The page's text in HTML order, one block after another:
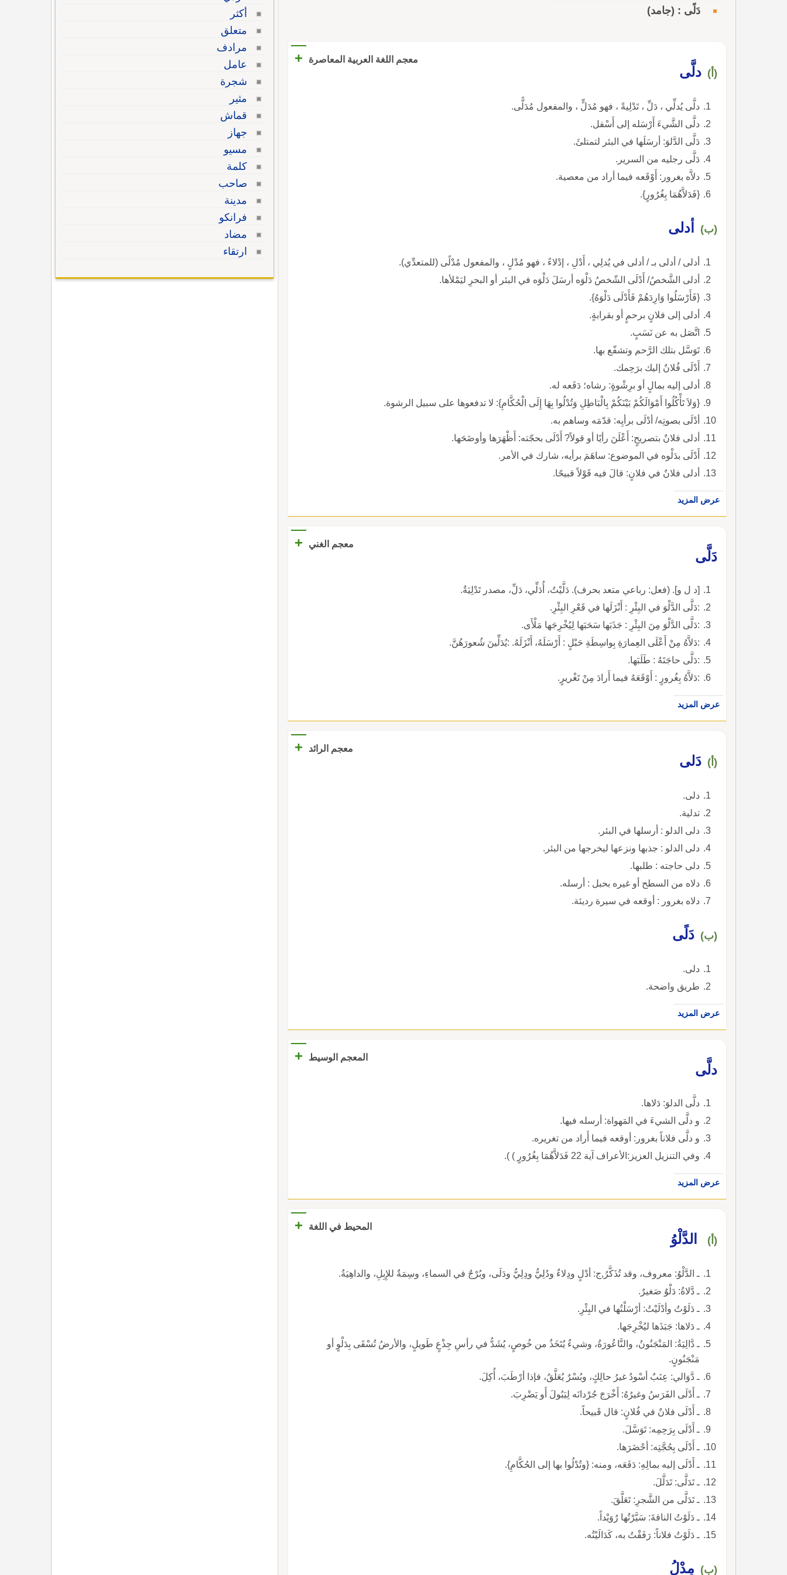
دَلًى : (جامد)
معجم اللغة العربية المعاصرة +
(أ) دلَّى
دلَّى يُدلِّي ، دَلِّ ، تَدْلِيةً ، فهو مُدَلٍّ ، والمفعول مُدَلًّى.
دلَّى الشَّيءَ أَرْسَله إلى أَسْفل.
دَلَّى الدَّلوَ: أرسَلَها في البئر لتمتلئَ.
دَلَّى رجليه من السرير.
دلاَّه بغرور: أَوْقَعه فيما أراد من معصية.
{فَدَلاَّهُمَا بِغُرُورٍ}.
(ب) أدلى
أدلى / أدلى بـ / أدلى في يُدلِي ، أَدْلِ ، إدْلاءً ، فهو مُدْلٍ ، والمفعول مُدْلًى (للمتعدِّي).
أدلى الشَّخصُ/ أَدْلَى الشّخصُ دَلْوَه أرسَلَ دَلْوَه في البئر أو البحرِ ليَمْلأها.
{فَأَرْسَلُوا وَارِدَهُمْ فَأَدْلَى دَلْوَهُ}.
أدلى إلى فلانٍ برحمٍ أو بقرابةٍ.
اتَّصَل به عن نَسَبٍ.
تَوَسَّل بتلك الرَّحم وتشفّع بها.
أَدْلَى فُلانٌ إليك برَحِمك.
أدلى إليه بمالٍ أو برِشْوةٍ: رشاه؛ دَفَعه له.
{وَلاَ تَأْكُلُوا أَمْوَالَكُمْ بَيْنَكُمْ بِالْبَاطِلِ وَتُدْلُوا بِهَا إِلَى الْحُكَّامِ}: لا تدفعوها على سبيل الرشوة.
أدْلَى بصوتِه/ أدْلَى برأيِه: قدّمَه وساهم به.
أدلى فلانٌ بتصريحٍ: أَعْلَنَ رأيًا أو قولاً? أَدْلَى بحجّته: أَظْهَرَها وأوضَحَها.
أَدْلَى بدَلْوه في الموضوع: ساهَمَ برأيه، شارك في الأمر.
أدلى فلانٌ في فلانٍ: قالَ فيه قَوْلاً قبيحًا.
عرض المزيد
معجم الغني
+
دَلَّى
[د ل و]. (فعل: رباعي متعد بحرف). دَلَّيْتُ، أُدَلِّي، دَلِّ، مصدر تَدْلِيَةٌ.
:دَلَّى الدَّلْوَ في البِئْرِ : أَنْزَلَها في قَعْرِ البِئْرِ.
:دَلَّى الدَّلْوَ مِنَ البِئْرِ : جَذَبَها سَحَبَها لِيُخْرِجَها مَلْأَى.
:دَلاَّهُ مِنْ أَعْلَى العِمارَةِ بِواسِطَةِ حَبْلٍ : أَرْسَلَهُ، أَنْزَلَهُ. :يُدَلِّينَ شُعورَهُنَّ.
:دَلَّى حاجَتَهُ : طَلَبَها.
:دَلاَّهُ بِغُرورٍ : أَوْقَعَهُ فيما أَرادَ مِنْ تَغْريرٍ.
عرض المزيد
معجم الرائد +
(أ) دَلى
دلى.
تدلية.
دلى الدلو : أرسلها في البئر.
دلى الدلو : جذبها ونزعها ليخرجها من البئر.
دلى حاجته : طلبها.
دلاه من السطح أو غيره بحبل : أرسله.
دلاه بغرور : أوقعه في سيرة رديئة.
(ب) دَلًى
دلى.
طريق واضحة.
عرض المزيد
المعجم الوسيط
+
دلَّى
دلَّى الدلوَ: دَلاها.
و دلَّى الشيءَ في المَهواة: أرسله فيها.
و دلَّى فلاناً بغرور: أوقعه فيما أَراد من تغريره.
وفي التنزيل العزيز:الأعراف آية 22 فَدَلاَّهُمَا بِغُرُورٍ ) ).
عرض المزيد
المحيط في اللغة +
(أ) الدَّلْوُ
ـ الدَّلْوُ: معروف، وقد تُذَكَّرُ,ج: أدْلٍ ودِلاءٌ ودُلِيُّ ودِلِيُّ ودَلَى، وبُرْجٌ في السماءِ، وسِمَةٌ للإِبِلِ، والداهِيَةُ.
ـ دَّلاةُ: دَلْوٌ صَغيرٌ.
ـ دَلَوْتُ وأدْلَيْتُ: أرْسَلْتُها في البِئْرِ.
ـ دَلاها: جَبَذَها ليُخْرِجَها.
ـ دَّالِيَةُ: المَنْجَنُونُ، والنَّاعُورَةُ، وشيءٌ يُتَخَذُ من خُوصٍ، يُشَدُّ في رأسِ جِذْعٍ طَويلٍ، والأرضُ تُسْقَى بِدَلْوٍ أو
مَنْجَنُونٍ.
ـ دَّوَالي: عِنَبٌ أسْودُ غيرُ حالِكٍ، وبُسْرٌ يُعَلَّقُ، فإذا أرْطَبَ، أُكِلَ.
ـ أَدْلَى الفَرَسُ وغيرُهُ: أَخْرَجَ جُرْدانَه لِيَبُولَ أَو يَضْرِبَ.
ـ أَدْلَى فلانٌ في فُلانٍ: قال قَبيحاً.
ـ أَدْلَى بِرَحِمِه: تَوَسَّلَ.
ـ أَدْلَى بِحُجَّتِه: أحْضَرَها.
ـ أَدْلَى إليه بمالِهِ: دَفَعَه، ومنه: {وتُدْلُوا بها إلى الحُكَّامِ}.
ـ تَدَلَّى: تَدَلَّلَ.
ـ تَدَلَّى من الشَّجرِ: تَعَلَّقَ.
ـ دَلَوْتُ الناقةَ: سَيَّرْتُها رُوَيْداً.
ـ دَلَوْتُ فلاناً: رَفَقْتُ به، كَدَالَيْتُه.
(ب) مِدْلُ
أكثر
متعلق
مرادف
عامل
شجرة
مثير
قماش
جهاز
مسيو
كلمة
صاحب
مدينة
فرانكو
مضاد
ارتقاء